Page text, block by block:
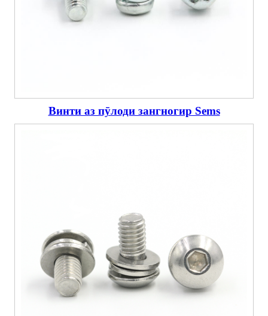
Винти аз пӯлоди зангногир Sems